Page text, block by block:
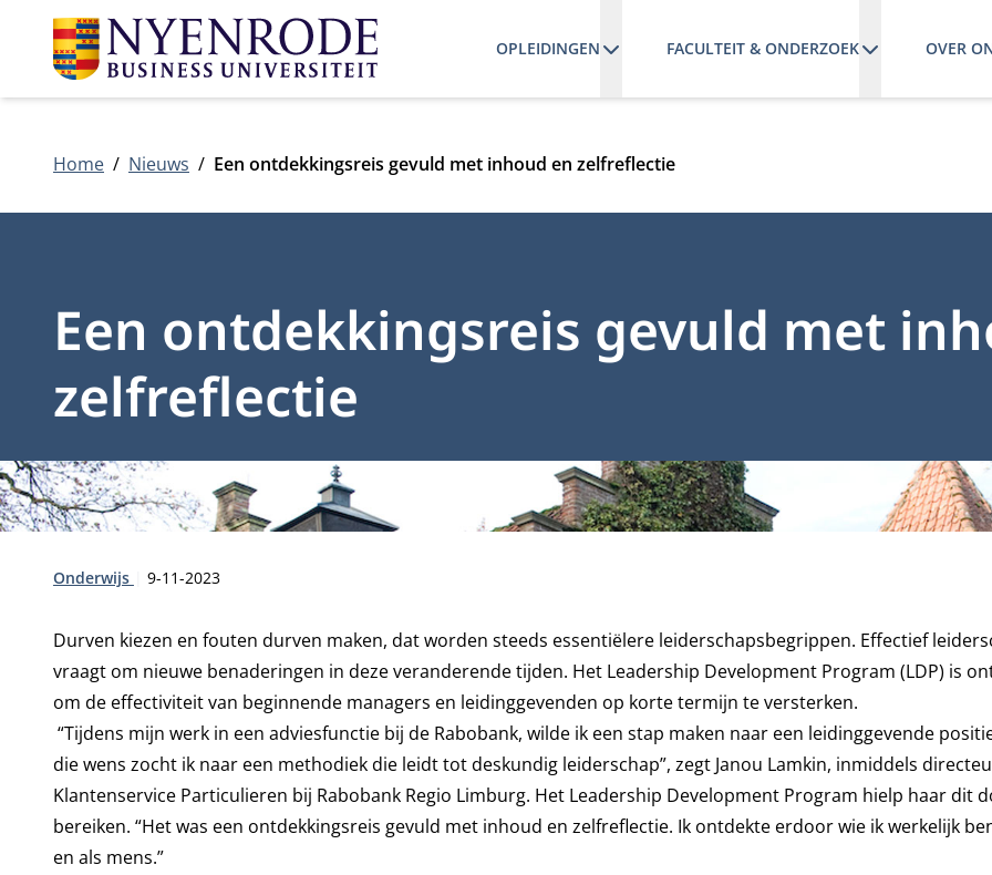
OPLEIDINGEN FACULTEIT & ONDERZOEK OVER
Home Nieuws Een ontdekkingsreis gevuld met inhoud en zelfreflectie
Een ontdekkingsreis gevuld met
zelfreflectie
Type:
Onderwijs Publicatiedatum:
9-11-2023
Durven kiezen en fouten durven maken, dat worden steeds essentiëlere leiderschapsbegrippen. Effectief
vraagt om nieuwe benaderingen in deze veranderende tijden. Het Leadership Development Program (LDP) is
om de effectiviteit van beginnende managers en leidinggevenden op korte termijn te versterken.
“Tijdens mijn werk in een adviesfunctie bij de Rabobank, wilde ik een stap maken naar een leidinggevende
die wens zocht ik naar een methodiek die leidt tot deskundig leiderschap”, zegt Janou Lamkin, inmiddels
Klantenservice Particulieren bij Rabobank Regio Limburg. Het Leadership Development Program hielp haar dit
bereiken. “Het was een ontdekkingsreis gevuld met inhoud en zelfreflectie. Ik ontdekte erdoor wie ik werkelijk
en als mens.”